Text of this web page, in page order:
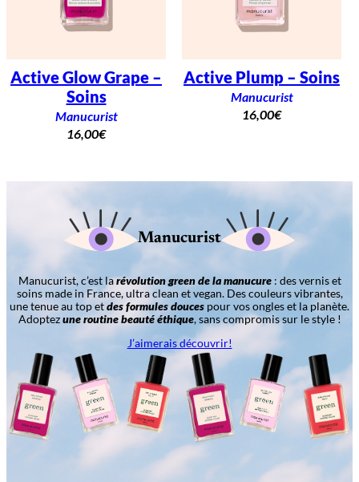
Active Glow Grape –
Soins
Manucurist
16,00€
Active Plump – Soins
Manucurist
16,00€
Manucurist
Manucurist, c’est larévolution green de la manucure: des vernis et
soins made in France, ultra clean et vegan. Des couleurs vibrantes,
une tenue au top etdes formules douces pour vos ongles et la planète.
Adoptezune routine beauté éthique, sans compromis sur le style !
J’aimerais découvrir!